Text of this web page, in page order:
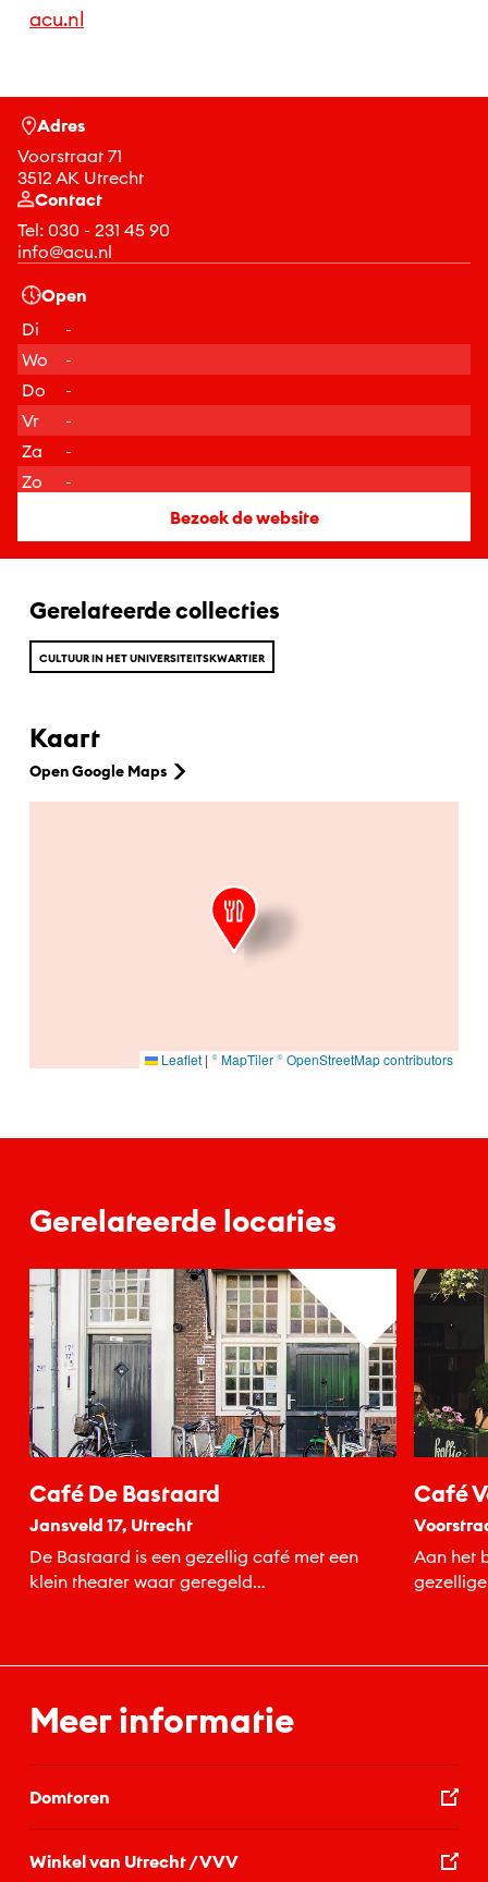
acu.nl
Adres
Voorstraat 71
3512 AK Utrecht
Contact
Tel: 030 - 231 45 90
info@acu.nl
Open
Di
-
Wo
-
Do
-
Vr
-
Za
-
Zo
-
Bezoek de website
Gerelateerde collecties
CULTUUR IN HET UNIVERSITEITSKWARTIER
Kaart
Open Google Maps
Leaflet | © MapTiler© OpenStreetMap contributors
Gerelateerde locaties
Café De Bastaard
Jansveld 17, Utrecht
De Bastaard is een gezellig café met een
klein theater waar geregeld
Café
Aan het
Meer informatie
Domtoren
Winkel van Utrecht / VVV